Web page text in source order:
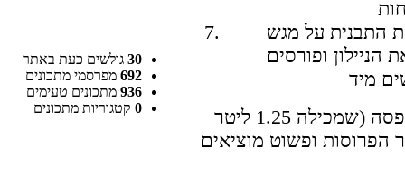
30 גולשים כעת באתר
692 מפרסמי מתכונים
936 מתכונים טעימים
0 קטגוריות מתכונים
התבנית על מגש
ופורסים
אפשר להקפיא את הגלידה בקופסה (שמכילה 1.25 ליטר
הפרוסות ופשוט מוציאים